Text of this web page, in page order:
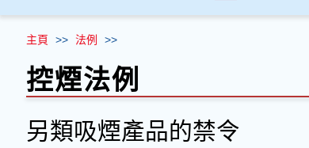
主頁 >> 法例 >>
控煙法例
另類吸煙產品的禁令